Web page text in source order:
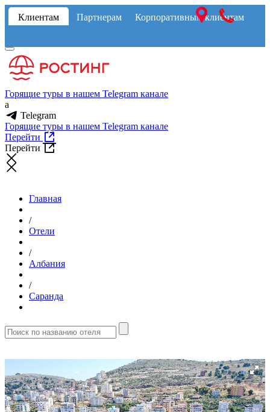
Клиентам Партнерам Корпоративным клиентам
Горящие туры в нашем Telegram канале
a
Telegram
Горящие туры в нашем Telegram канале
Перейти
Перейти
Главная
/
Отели
/
Албания
/
Саранда